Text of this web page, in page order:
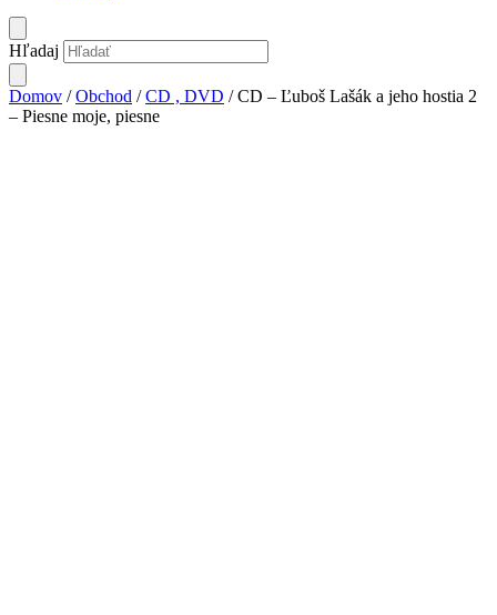
Hľadaj
Domov /Obchod /CD , DVD / CD – Ľuboš Lašák a jeho hostia 2
– Piesne moje, piesne